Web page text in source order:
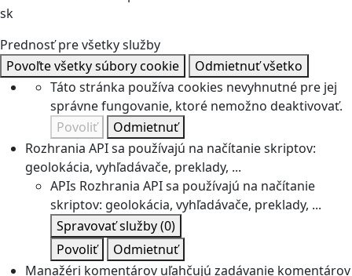
sk
Prednosť pre všetky služby
Povoľte všetky súbory cookie
Odmietnuť všetko
Táto stránka používa cookies nevyhnutné pre jej
správne fungovanie, ktoré nemožno deaktivovať.
Povoliť
Odmietnuť
Rozhrania API sa používajú na načítanie skriptov:
geolokácia, vyhľadávače, preklady, ...
APIs Rozhrania API sa používajú na načítanie
skriptov: geolokácia, vyhľadávače, preklady, ...
Spravovať služby(0)
Povoliť
Odmietnuť
Manažéri komentárov uľahčujú zadávanie komentárov